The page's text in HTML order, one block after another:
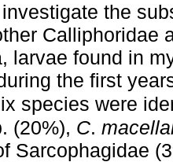
the
Calliphoridae
larvae found in
the first
species were
(20%), C.
Sarcophagidae